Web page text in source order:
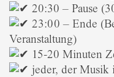
20:30 – Pause
23:00 – Ende
Veranstaltung)
15-20 Minuten
jeder, der Musik